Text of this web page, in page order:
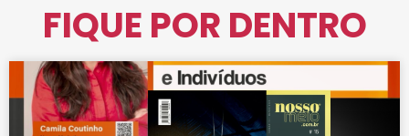
FIQUE POR DENTRO